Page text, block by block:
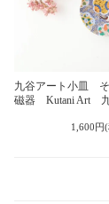
九谷アート小皿
磁器 Kutani Art
1,600円